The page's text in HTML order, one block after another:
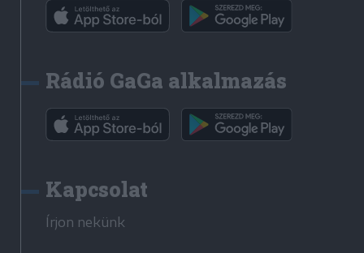
Rádió GaGa alkalmazás
Kapcsolat
Írjon nekünk